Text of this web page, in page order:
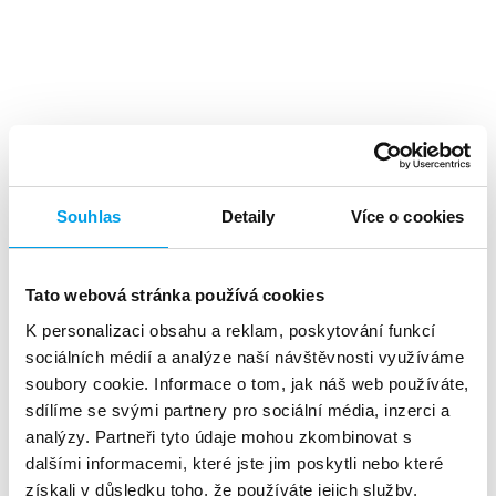
Souhlas Detaily Více o cookies
Tato webová stránka používá cookies
K personalizaci obsahu a reklam, poskytování funkcí
sociálních médií a analýze naší návštěvnosti využíváme
soubory cookie. Informace o tom, jak náš web používáte,
sdílíme se svými partnery pro sociální média, inzerci a
analýzy. Partneři tyto údaje mohou zkombinovat s
dalšími informacemi, které jste jim poskytli nebo které
získali v důsledku toho, že používáte jejich služby.
Vysoká mieranávratnosti
investícií